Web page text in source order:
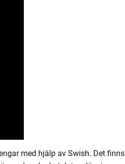
med hjälp av Swish. Det finns